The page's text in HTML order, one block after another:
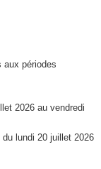
aux périodes
2026 au vendredi
du lundi 20 juillet 2026